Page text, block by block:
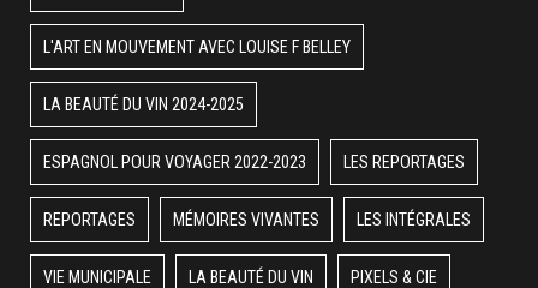
L'ART EN MOUVEMENT AVEC LOUISE F BELLEY
LA BEAUTÉ DU VIN 2024-2025
ESPAGNOL POUR VOYAGER 2022-2023 LES REPORTAGES
REPORTAGES MÉMOIRES VIVANTES LES INTÉGRALES
VIE MUNICIPALE LA BEAUTÉ DU VIN PIXELS & CIE